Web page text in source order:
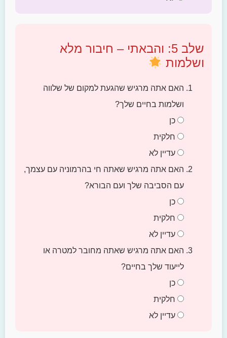
שלב 5: והבאתי – חיבור מלא
ושלמות
האם אתה מרגיש שהגעת למקום של שלווה
ושלמות בחיים שלך?
חלקית
עדיין לא
האם אתה מרגיש שאתה חי בהרמוניה עם עצמך,
עם הסביבה שלך ועם הבורא?
חלקית
עדיין לא
האם אתה מרגיש שאתה מחובר למטרה או
לייעוד שלך בחיים?
חלקית
עדיין לא